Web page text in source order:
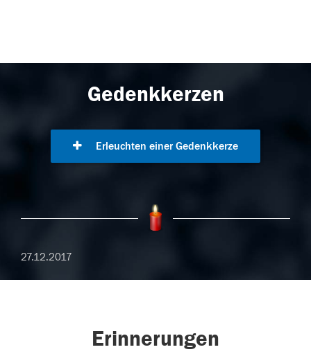
Gedenkkerzen
Erleuchten einer Gedenkkerze
27.12.2017
Erinnerungen